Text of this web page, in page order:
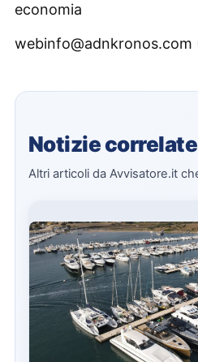
economia
webinfo@adnkronos.com
Notizie correlate
Altri articoli da Avvisatore.it